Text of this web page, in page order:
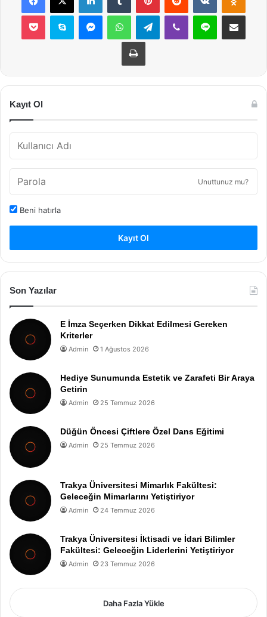
Pocket Skype MessengerWhatsAppTelegramViber Line E-Posta ile
Yazdır
Kayıt Ol
Unuttunuz mu?
Beni hatırla
Kayıt Ol
Son Yazılar
E İmza Seçerken Dikkat Edilmesi Gereken
Kriterler
Admin 1 Ağustos 2026
Hediye Sunumunda Estetik ve Zarafeti Bir Araya
Getirin
Admin 25 Temmuz 2026
Düğün Öncesi Çiftlere Özel Dans Eğitimi
Admin 25 Temmuz 2026
Trakya Üniversitesi Mimarlık Fakültesi:
Geleceğin Mimarlarını Yetiştiriyor
Admin 24 Temmuz 2026
Trakya Üniversitesi İktisadi ve İdari Bilimler
Fakültesi: Geleceğin Liderlerini Yetiştiriyor
Admin 23 Temmuz 2026
Daha Fazla Yükle